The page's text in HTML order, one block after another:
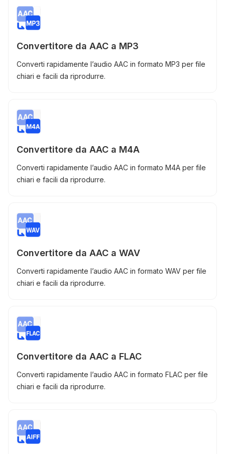
Convertitore da AAC a MP3
Converti rapidamente l’audio AAC in formato MP3 per file
chiari e facili da riprodurre.
Convertitore da AAC a M4A
Converti rapidamente l’audio AAC in formato M4A per file
chiari e facili da riprodurre.
Convertitore da AAC a WAV
Converti rapidamente l’audio AAC in formato WAV per file
chiari e facili da riprodurre.
Convertitore da AAC a FLAC
Converti rapidamente l’audio AAC in formato FLAC per file
chiari e facili da riprodurre.